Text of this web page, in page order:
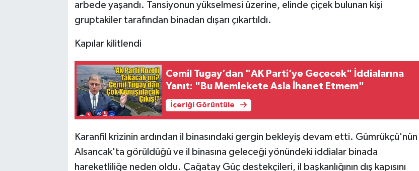
arbede yaşandı. Tansiyonun yükselmesi üzerine, elinde çiçek bulunan kişi
gruptakiler tarafından binadan dışarı çıkartıldı.
Kapılar kilitlendi
Cemil Tugay’dan "AK Parti’ye Geçecek" İddialarına
Yanıt: "Bu Memlekete Asla İhanet Etmem"
İçeriği Görüntüle
Karanfil krizinin ardından il binasındaki gergin bekleyiş devam etti. Gümrükçü'nün
Alsancak'ta görüldüğü ve il binasına geleceği yönündeki iddialar binada
hareketliliğe neden oldu. Çağatay Güç destekçileri, il başkanlığının dış kapısını